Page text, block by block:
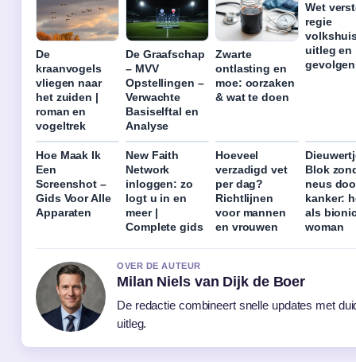
De
kraanvogels
vliegen naar
het zuiden |
roman en
vogeltrek
De Graafschap
– MVV
Opstellingen –
Verwachte
Basiselftal en
Analyse
Zwarte
ontlasting en
moe: oorzaken
& wat te doen
Wet
regie
uitleg en
gevolgen
Hoe Maak Ik
Een
Screenshot –
Gids Voor Alle
Apparaten
New Faith
Network
inloggen: zo
logt u in en
meer |
Complete gids
Hoeveel
verzadigd vet
per dag?
Richtlijnen
voor mannen
en vrouwen
Blok
neus
kanker:
als
woman
OVER DE AUTEUR
Milan Niels van Dijk de Boer
De redactie combineert snelle updates met
uitleg.